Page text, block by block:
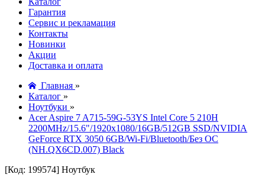
Гарантия
Сервис и рекламация
Контакты
Новинки
Акции
Доставка и оплата
Главная »
Каталог »
Ноутбуки »
Acer Aspire 7 A715-59G-53YS Intel Core 5 210H
2200MHz/15.6"/1920x1080/16GB/512GB SSD/NVIDIA
GeForce RTX 3050 6GB/Wi-Fi/Bluetooth/Без ОС
(NH.QX6CD.007) Black
[Код: 199574] Ноутбук